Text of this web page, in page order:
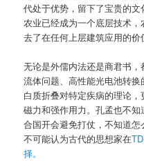
代处于优势，留下了宝贵的文
农业已经成为一个底层技术
去了在任何上层建筑应用的价
无论是外儒内法还是商君书
流体问题、高性能光电池转
白质折叠对特定疾病的理论
磁力和强作用力。孔孟也不
合国开会避免打仗，不知道
不可能认为古代的思想家在
择。